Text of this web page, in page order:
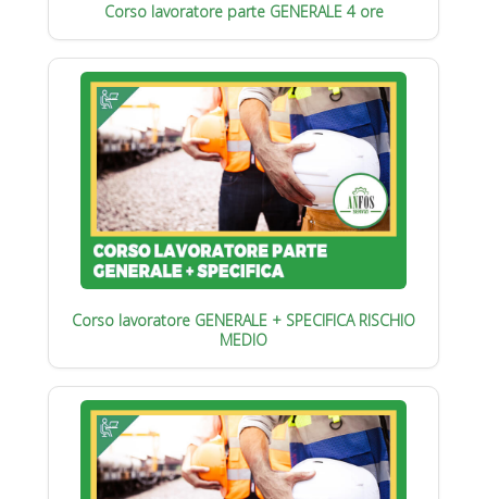
Corso lavoratore parte GENERALE 4 ore
Corso lavoratore GENERALE + SPECIFICA RISCHIO
MEDIO